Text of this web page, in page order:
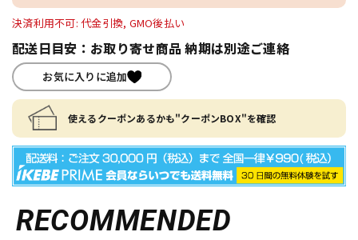
決済利用不可: 代金引換, GMO後払い
配送日目安：お取り寄せ商品 納期は別途ご連絡
お気に入りに追加
使えるクーポンあるかも"クーポンBOX"を確認
RECOMMENDED